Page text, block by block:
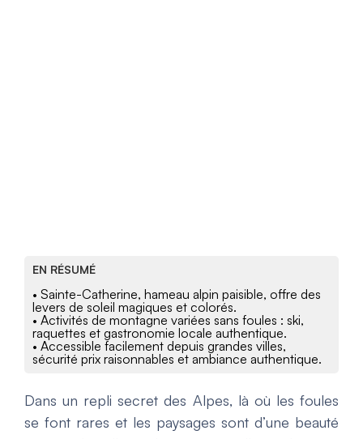
EN RÉSUMÉ
• Sainte-Catherine, hameau alpin paisible, offre des
levers de soleil magiques et colorés.
• Activités de montagne variées sans foules : ski,
raquettes et gastronomie locale authentique.
• Accessible facilement depuis grandes villes,
sécurité prix raisonnables et ambiance authentique.
Dans un repli secret des Alpes, là où les foules
se font rares et les paysages sont d’une beauté